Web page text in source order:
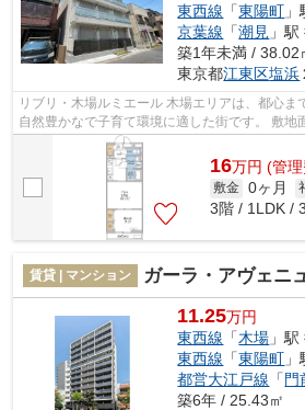
東西線 「東陽町
京葉線 「潮見 」
築1年未満 / 38.02
東京都江東区塩浜
リブリ・木場ルミエール 木場エリアは、都心までのアクセスが良好。また、
自然豊かなで子育て環境に適した街です。 敷地
季節ごとに自然を感じられるのも魅...
16万円 (管
敷金 0ヶ月
3階 / 1LDK /
賃貸 | マンション ガーラ・アヴェニ
11.25万円
東西線 「木場 」
東西線 「東陽町
都営大江戸線 「 門
築6年 / 25.43㎡